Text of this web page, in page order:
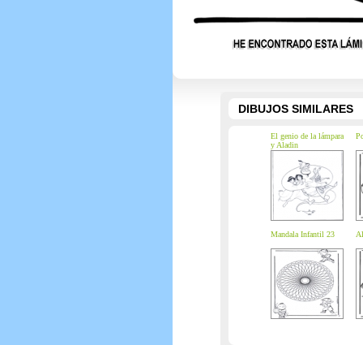
DIBUJOS SIMILARES
El genio de la lámpara
y Aladin
Mandala Infantil 23